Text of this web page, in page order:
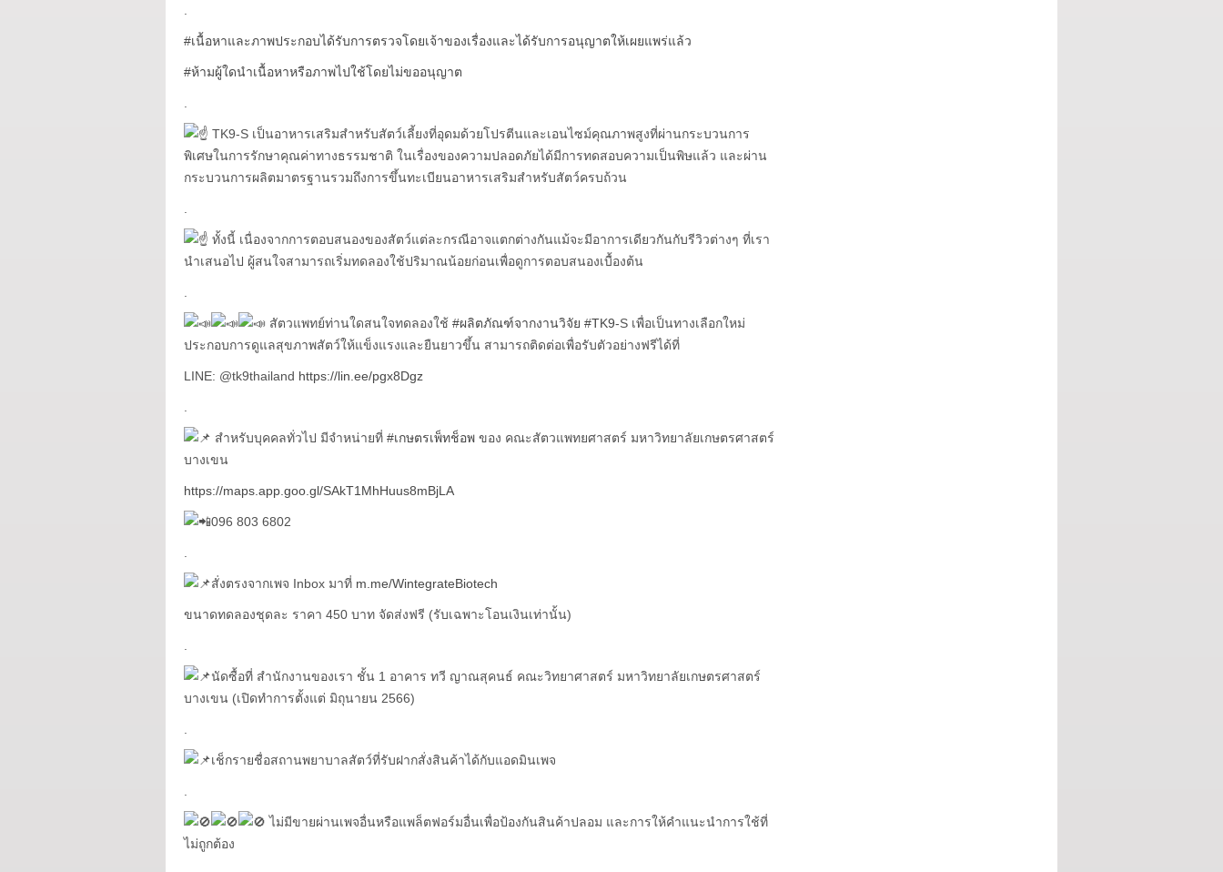
#เนื้อหาและภาพประกอบได้รับการตรวจโดยเจ้าของเรื่องและได้รับการอนุญาตให้เผยแพร่แล้ว
#ห้ามผู้ใดนำเนื้อหาหรือภาพไปใช้โดยไม่ขออนุญาต
TK9-S เป็นอาหารเสริมสำหรับสัตว์เลี้ยงที่อุดมด้วยโปรตีนและเอนไซม์คุณภาพสูงที่ผ่านกระบวนการ
พิเศษในการรักษาคุณค่าทางธรรมชาติ ในเรื่องของความปลอดภัยได้มีการทดสอบความเป็นพิษแล้ว และผ่าน
กระบวนการผลิตมาตรฐานรวมถึงการขึ้นทะเบียนอาหารเสริมสำหรับสัตว์ครบถ้วน
ทั้งนี้ เนื่องจากการตอบสนองของสัตว์แต่ละกรณีอาจแตกต่างกันแม้จะมีอาการเดียวกันกับรีวิวต่างๆ ที่เรา
นำเสนอไป ผู้สนใจสามารถเริ่มทดลองใช้ปริมาณน้อยก่อนเพื่อดูการตอบสนองเบื้องต้น
สัตวแพทย์ท่านใดสนใจทดลองใช้ #ผลิตภัณฑ์จากงานวิจัย #TK9-S เพื่อเป็นทางเลือกใหม่
ประกอบการดูแลสุขภาพสัตว์ให้แข็งแรงและยืนยาวขึ้น สามารถติดต่อเพื่อรับตัวอย่างฟรีได้ที่
LINE: @tk9thailand https://lin.ee/pgx8Dgz
สำหรับบุคคลทั่วไป มีจำหน่ายที่ #เกษตรเพ็ทช็อพ ของ คณะสัตวแพทยศาสตร์ มหาวิทยาลัยเกษตรศาสตร์
บางเขน
https://maps.app.goo.gl/SAkT1MhHuus8mBjLA
096 803 6802
สั่งตรงจากเพจ Inbox มาที่ m.me/WintegrateBiotech
ขนาดทดลองชุดละ ราคา 450 บาท จัดส่งฟรี (รับเฉพาะโอนเงินเท่านั้น)
นัดซื้อที่ สำนักงานของเรา ชั้น 1 อาคาร ทวี ญาณสุคนธ์ คณะวิทยาศาสตร์ มหาวิทยาลัยเกษตรศาสตร์
บางเขน (เปิดทำการตั้งแต่ มิถุนายน 2566)
เช็กรายชื่อสถานพยาบาลสัตว์ที่รับฝากสั่งสินค้าได้กับแอดมินเพจ
ไม่มีขายผ่านเพจอื่นหรือแพล็ตฟอร์มอื่นเพื่อป้องกันสินค้าปลอม และการให้คำแนะนำการใช้ที่
ไม่ถูกต้อง